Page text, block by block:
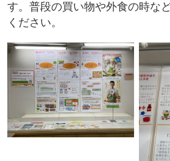
す。普段の買い物や外食の時な
ください。